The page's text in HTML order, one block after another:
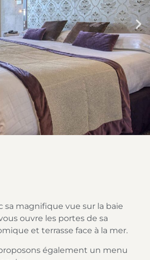
sa magnifique vue sur la baie
ouvre les portes de sa
et terrasse face à la mer.
également un menu